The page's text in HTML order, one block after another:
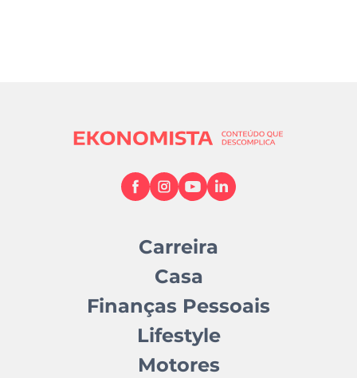
Carreira
Casa
Finanças Pessoais
Lifestyle
Motores